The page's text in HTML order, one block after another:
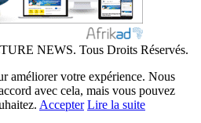
NEWS. Tous Droits Réservés.
améliorer votre expérience. Nous
avec cela, mais vous pouvez
Accepter Lire la suite